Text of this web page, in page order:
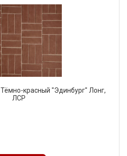
красный "Эдинбург" Лонг,
ЛСР